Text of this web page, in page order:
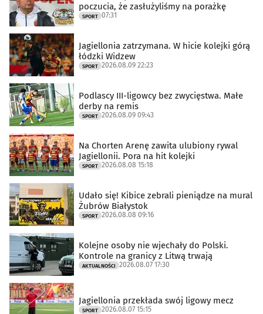
poczucia, że zasłużyliśmy na porażkę
SPORT 07:31
Jagiellonia zatrzymana. W hicie kolejki górą
łódzki Widzew
SPORT 2026.08.09 22:23
Podlascy III-ligowcy bez zwycięstwa. Małe
derby na remis
SPORT 2026.08.09 09:43
Na Chorten Arenę zawita ulubiony rywal
Jagiellonii. Pora na hit kolejki
SPORT 2026.08.08 15:18
Udało się! Kibice zebrali pieniądze na mural
Żubrów Białystok
SPORT 2026.08.08 09:16
Kolejne osoby nie wjechały do Polski.
Kontrole na granicy z Litwą trwają
AKTUALNOŚCI 2026.08.07 17:30
Jagiellonia przekłada swój ligowy mecz
SPORT 2026.08.07 15:15